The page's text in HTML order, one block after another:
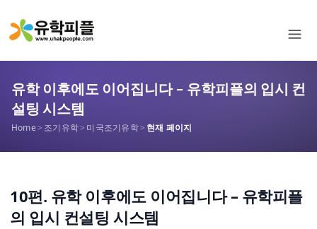
유학 이후에도 이어집니다 – 유학피플의 입시 컨
설팅 시스템
Home> 조기유학> 미국조기유학> 현재 페이지
10편. 유학 이후에도 이어집니다 – 유학피플
의 입시 컨설팅 시스템